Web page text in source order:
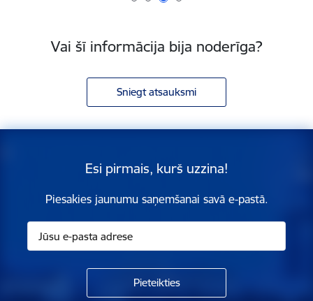
Vai šī informācija bija noderīga?
Sniegt atsauksmi
Esi pirmais, kurš uzzina!
Piesakies jaunumu saņemšanai savā e-pastā.